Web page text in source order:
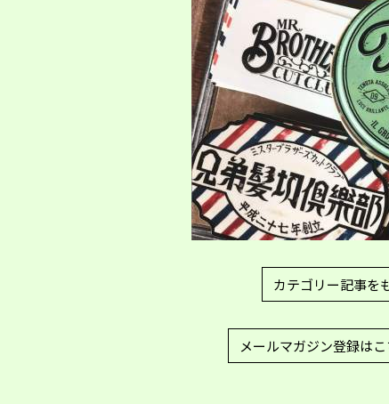
カテゴリー記事を
メールマガジン登録は